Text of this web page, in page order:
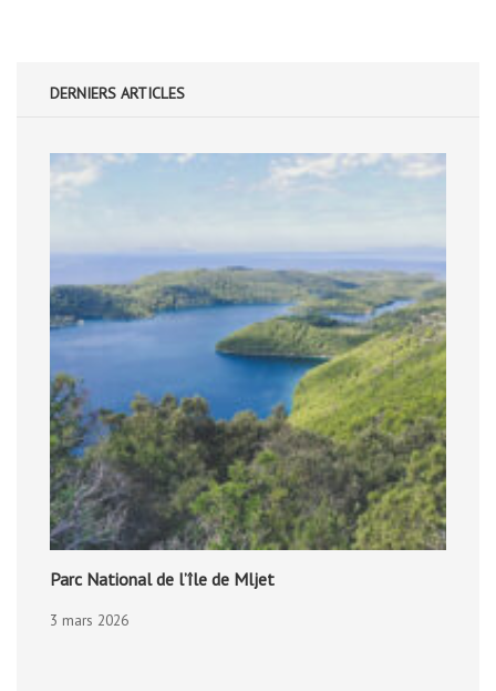
DERNIERS ARTICLES
Parc National de l’île de Mljet
3 mars 2026